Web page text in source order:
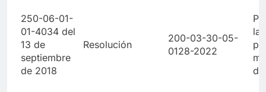
250-06-01-
01-4034 del
13 de
septiembre
de 2018
Resolución
200-03-30-05-
0128-2022
la